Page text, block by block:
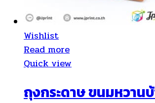
Wishlist
Read more
Quick view
ถุงกระดาษ ขนมหวาน